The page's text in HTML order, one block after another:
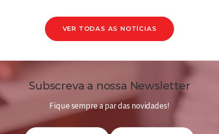
VER TODAS AS NOTÍCIAS
Subscreva a nossa Newsletter
Fique sempre a par das novidades!